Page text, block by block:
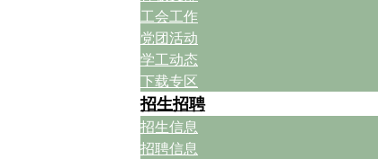
工会工作
党团活动
学工动态
下载专区
招生招聘
招生信息
招聘信息